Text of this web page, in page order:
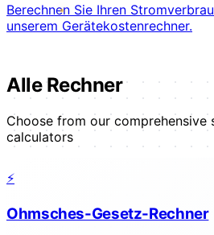
Berechnen Sie Ihren
unserem Gerätekostenrechner.
Alle Rechner
Choose from our comprehensive
calculators
⚡
Ohmsches-Gesetz-Rechner